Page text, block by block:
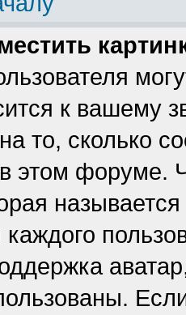
к вашему
то, сколько
этом форуме.